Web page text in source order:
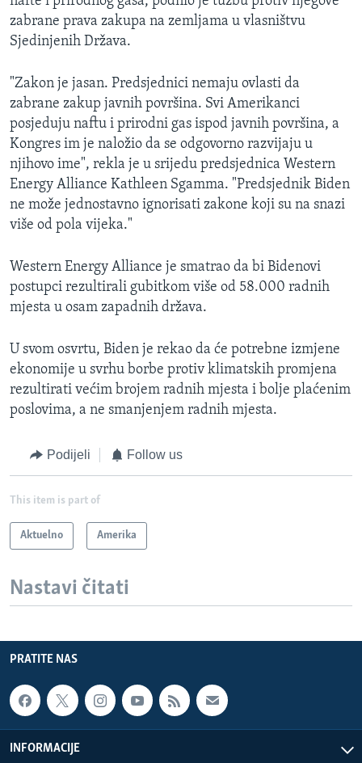
zabrane prava zakupa na zemljama u vlasništvu
Sjedinjenih Država.
"Zakon je jasan. Predsjednici nemaju ovlasti da
zabrane zakup javnih površina. Svi Amerikanci
posjeduju naftu i prirodni gas ispod javnih površina, a
Kongres im je naložio da se odgovorno razvijaju u
njihovo ime", rekla je u srijedu predsjednica Western
Energy Alliance Kathleen Sgamma. "Predsjednik Biden
ne može jednostavno ignorisati zakone koji su na snazi
više od pola vijeka."
Western Energy Alliance je smatrao da bi Bidenovi
postupci rezultirali gubitkom više od 58.000 radnih
mjesta u osam zapadnih država.
U svom osvrtu, Biden je rekao da će potrebne izmjene
ekonomije u svrhu borbe protiv klimatskih promjena
rezultirati većim brojem radnih mjesta i bolje plaćenim
poslovima, a ne smanjenjem radnih mjesta.
Podijeli Follow us
This item is part of
Aktuelno Amerika
Nastavi čitati
PRATITE NAS
INFORMACIJE